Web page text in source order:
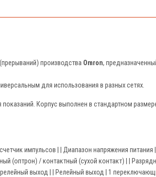
производства Omron,
для использования в разных сетях.
Корпус выполнен в стандартном
импульсов | | Диапазон напряжения
(оптрон) / контактный (сухой контакт) | |
выход | | Релейный выход | 1